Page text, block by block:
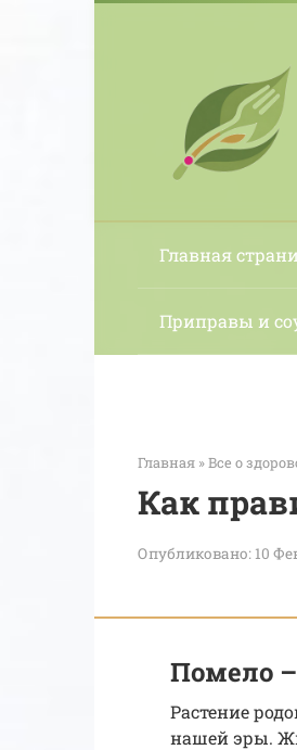
Главная
Приправы и
Главная »Все о
Как
Опубликовано: 10
Помело
Растение
нашей эры.